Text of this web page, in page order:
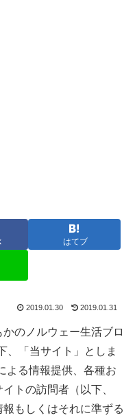
はてブ
2019.01.30 2019.01.31
のノルウェー生活ブロ
、「当サイト」としま
よる情報提供、各種お
トの訪問者（以下、
報もしくはそれに準ずる